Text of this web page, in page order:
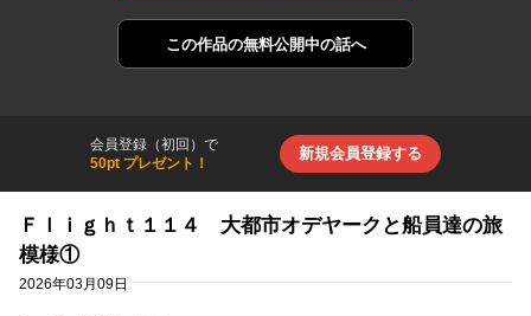
この作品の無料公開中の話へ
会員登録（初回）で
50pt プレゼント！
新規会員登録する
Ｆｌｉｇｈｔ１１４ 大都市オデヤークと船員達の旅
模様①
2026年03月09日